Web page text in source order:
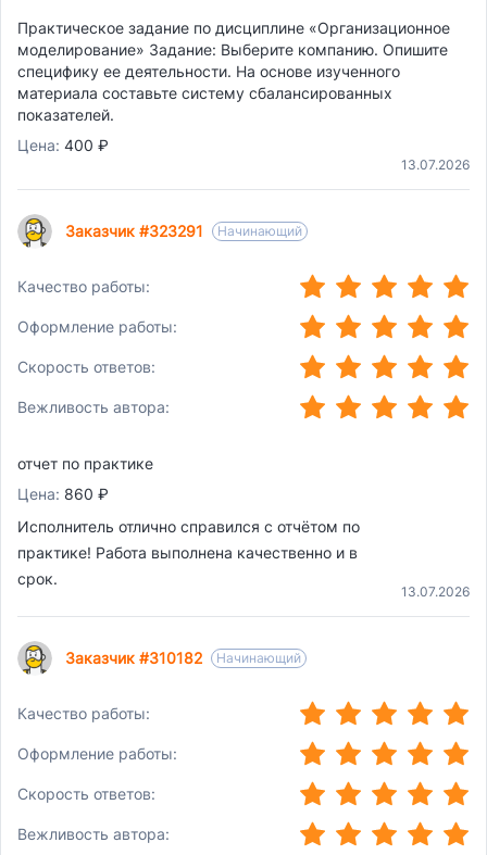
13.07.2026
Практическое задание по дисциплине «Организационное
моделирование» Задание: Выберите компанию. Опишите
специфику ее деятельности. На основе изученного
материала составьте систему сбалансированных
показателей.
Цена: 400 ₽
13.07.2026
Заказчик #323291 Начинающий
Качество работы: (*)(*) (*) (*) (*)
Оформление работы: (*)(*) (*) (*) (*)
Скорость ответов: (*)(*) (*) (*) (*)
Вежливость автора: (*)(*) (*) (*) (*)
отчет по практике
Цена: 860 ₽
Исполнитель отлично справился с отчётом по
практике! Работа выполнена качественно и в
срок.
Заказчик #310182 Начинающий
Качество работы: (*)(*) (*) (*) (*)
Оформление работы: (*)(*) (*) (*) (*)
Скорость ответов: (*)(*) (*) (*) (*)
Вежливость автора: (*)(*) (*) (*) (*)